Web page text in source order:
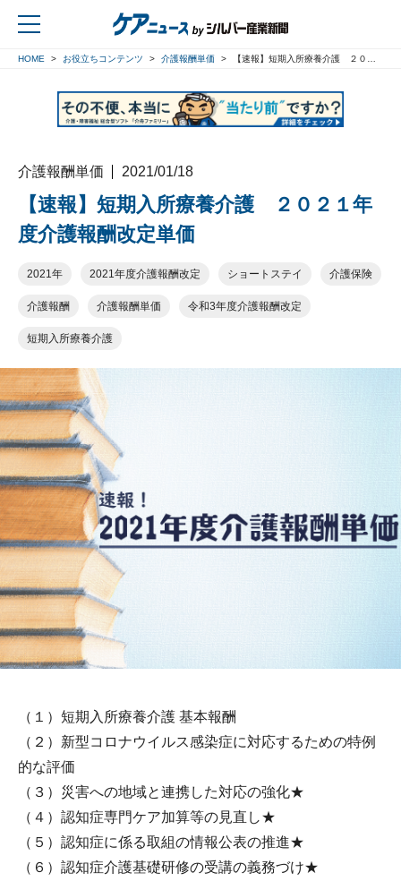
HOME お役立ちコンテンツ 介護報酬単価 【速報】短期入所療養介護 ２０２１年度介護報酬改定単価
介護報酬単価 2021/01/18
【速報】短期入所療養介護 ２０２１年
度介護報酬改定単価
2021年 2021年度介護報酬改定 ショートステイ 介護保険
介護報酬 介護報酬単価 令和3年度介護報酬改定
短期入所療養介護
（１）短期入所療養介護 基本報酬
（２）新型コロナウイルス感染症に対応するための特例
的な評価
（３）災害への地域と連携した対応の強化★
（４）認知症専門ケア加算等の見直し★
（５）認知症に係る取組の情報公表の推進★
（６）認知症介護基礎研修の受講の義務づけ★